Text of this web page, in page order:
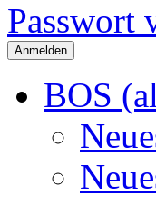
Passwort
BOS